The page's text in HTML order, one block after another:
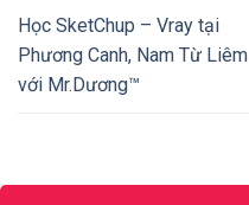
Học SketChup – Vray tại
Phương Canh, Nam Từ Liêm
với Mr.Dương™